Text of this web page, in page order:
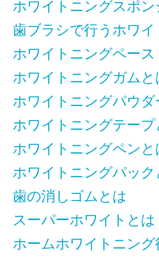
ホワイトニングスポン
歯ブラシで行うホワ
ホワイトニングペース
ホワイトニングガムと
ホワイトニングパウダ
ホワイトニングテープ
ホワイトニングペンと
ホワイトニングパック
歯の消しゴムとは
スーパーホワイトとは
ホームホワイトニン